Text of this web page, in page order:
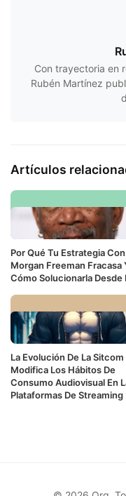
Con trayectoria en
Rubén Martínez
Artículos
Por Qué Tu Estrategia Con
Morgan Freeman Fracasa
Cómo Solucionarla Desde
La Evolución De La Sitcom
Modifica Los Hábitos De
Consumo Audiovisual En
Plataformas De Streaming